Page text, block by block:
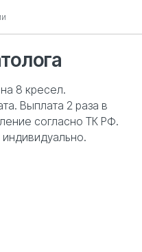
8 кресел.
Выплата 2 раза в
согласно ТК РФ.